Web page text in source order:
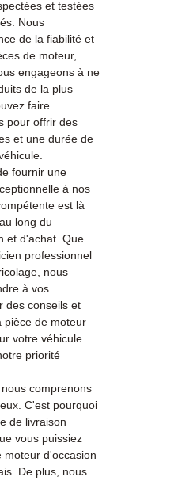
et testées
Nous
de la fiabilité et
de moteur,
engageons à ne
de la plus
faire
pour offrir des
et une durée de
fournir une
à nos
est là
long du
et d'achat. Que
professionnel
nous
à vos
des conseils et
pièce de moteur
votre véhicule.
priorité
comprenons
C'est pourquoi
de livraison
vous puissiez
moteur d'occasion
De plus, nous